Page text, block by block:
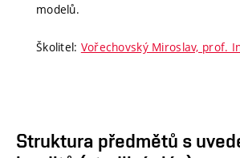
modelů.
Školitel: Vořechovský Miroslav, prof.
Struktura předmětů s